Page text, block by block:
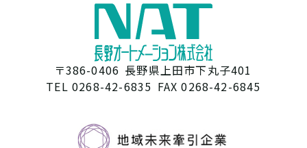
〒386-0406 長野県上田市下丸子401
TEL 0268-42-6835 FAX 0268-42-6845